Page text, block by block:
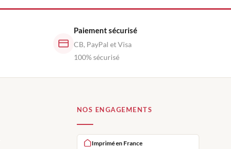
Paiement sécurisé
CB, PayPal et Visa
100% sécurisé
NOS ENGAGEMENTS
Imprimé en France